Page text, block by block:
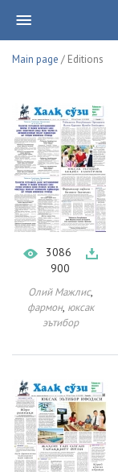
Main page / Editions
3086
900
Олий Мажлис,
фармон, юксак
эътибор